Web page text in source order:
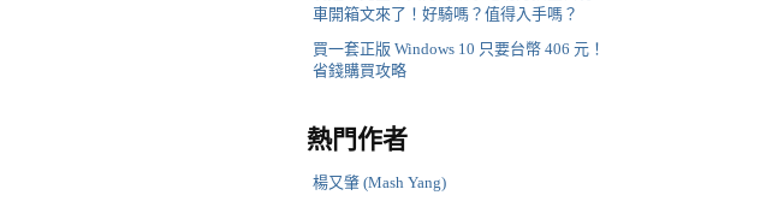
車開箱文來了！好騎嗎？值得入手嗎？
買一套正版 Windows 10 只要台幣 406 元！
省錢購買攻略
熱門作者
楊又肇 (Mash Yang)